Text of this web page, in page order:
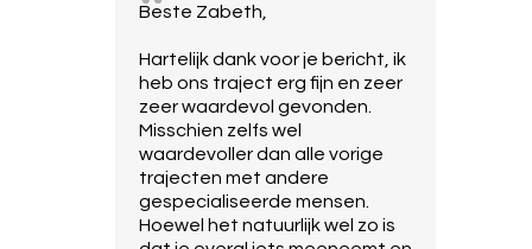
Beste Zabeth,
Hartelijk dank voor je bericht, ik
heb ons traject erg fijn en zeer
zeer waardevol gevonden.
Misschien zelfs wel
waardevoller dan alle vorige
trajecten met andere
gespecialiseerde mensen.
Hoewel het natuurlijk wel zo is